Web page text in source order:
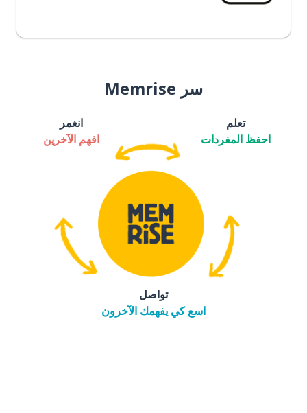
سر Memrise
تعلم
احفظ المفردات
انغمر
افهم الآخرين
تواصل
اسع كي يفهمك الآخرون